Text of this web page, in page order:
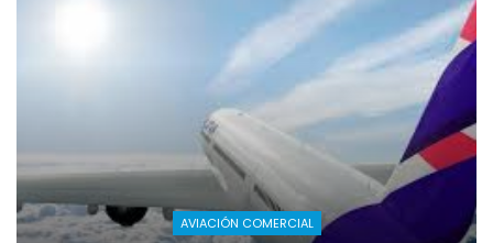
AVIACIÓN COMERCIAL